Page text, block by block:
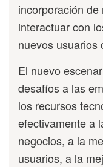
incorporación
interactuar con
nuevos usuarios
El nuevo
desafíos a las
los recursos
efectivamente a
negocios, a la
usuarios, a la